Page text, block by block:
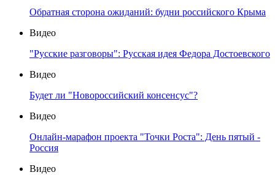
Обратная сторона ожиданий: будни российского Крыма
Видео
"Русские разговоры": Русская идея Федора Достоевского
Видео
Будет ли "Новороссийский консенсус"?
Видео
Онлайн-марафон проекта "Точки Роста": День пятый -
Россия
Видео